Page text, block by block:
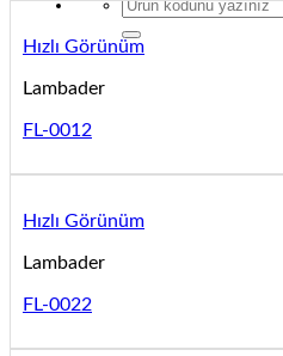
Hızlı Görünüm
Lambader
FL-0012
Hızlı Görünüm
Lambader
FL-0022